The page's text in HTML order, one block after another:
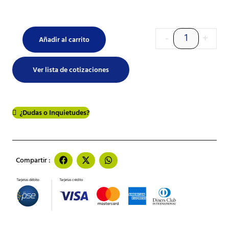
- +
Añadir al carrito
Ver lista de cotizaciones
¿Dudas o Inquietudes?
Compartir :